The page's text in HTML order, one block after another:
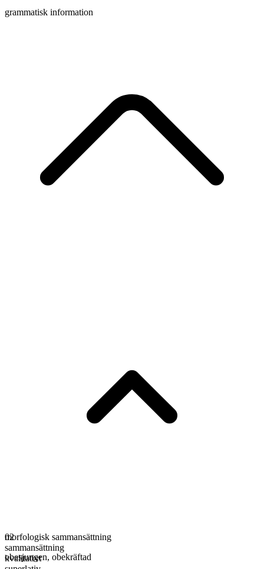
grammatisk information
morfologisk sammansättning
sammansättning
kvalitativt
02
obesjungen, obekräftad